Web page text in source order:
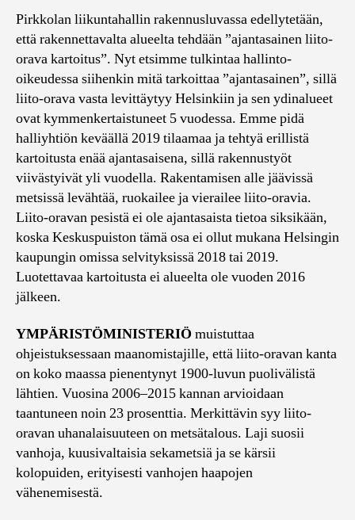
Pirkkolan liikuntahallin rakennusluvassa edellytetään,
että rakennettavalta alueelta tehdään ”ajantasainen liito-
orava kartoitus”. Nyt etsimme tulkintaa hallinto-
oikeudessa siihenkin mitä tarkoittaa ”ajantasainen”, sillä
liito-orava vasta levittäytyy Helsinkiin ja sen ydinalueet
ovat kymmenkertaistuneet 5 vuodessa. Emme pidä
halliyhtiön keväällä 2019 tilaamaa ja tehtyä erillistä
kartoitusta enää ajantasaisena, sillä rakennustyöt
viivästyivät yli vuodella. Rakentamisen alle jäävissä
metsissä levähtää, ruokailee ja vierailee liito-oravia.
Liito-oravan pesistä ei ole ajantasaista tietoa siksikään,
koska Keskuspuiston tämä osa ei ollut mukana Helsingin
kaupungin omissa selvityksissä 2018 tai 2019.
Luotettavaa kartoitusta ei alueelta ole vuoden 2016
jälkeen.
YMPÄRISTÖMINISTERIÖ muistuttaa
ohjeistuksessaan maanomistajille, että liito-oravan kanta
on koko maassa pienentynyt 1900-luvun puolivälistä
lähtien. Vuosina 2006–2015 kannan arvioidaan
taantuneen noin 23 prosenttia. Merkittävin syy liito-
oravan uhanalaisuuteen on metsätalous. Laji suosii
vanhoja, kuusivaltaisia sekametsiä ja se kärsii
kolopuiden, erityisesti vanhojen haapojen
vähenemisestä.